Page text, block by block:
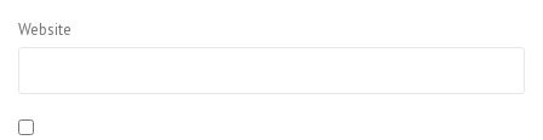
Website